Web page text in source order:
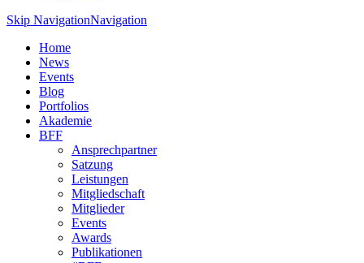
Skip NavigationNavigation
Home
News
Events
Blog
Portfolios
Akademie
BFF
Ansprechpartner
Satzung
Leistungen
Mitgliedschaft
Mitglieder
Events
Awards
Publikationen